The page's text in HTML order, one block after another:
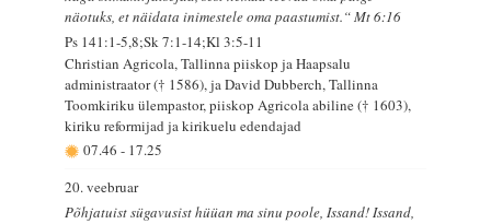
näotuks, et näidata inimestele oma paastumist.“ Mt 6:16
Ps 141:1-5,8;Sk 7:1-14;Kl 3:5-11
Christian Agricola, Tallinna piiskop ja Haapsalu
administraator († 1586), ja David Dubberch, Tallinna
Toomkiriku ülempastor, piiskop Agricola abiline († 1603),
kiriku reformijad ja kirikuelu edendajad
07.46- 17.25
20. veebruar
Põhjatuist sügavusist hüüan ma sinu poole, Issand! Issand,